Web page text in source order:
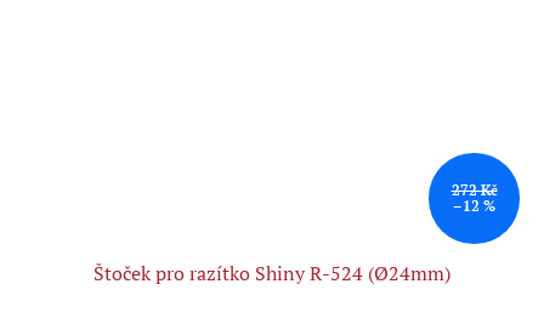
272 Kč
–12 %
Štoček pro razítko Shiny R-524 (Ø24mm)